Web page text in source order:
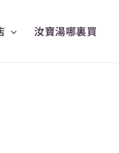
汝寶湯哪裏買